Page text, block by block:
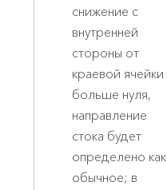
снижение с
внутренней
стороны от
краевой ячейки
больше нуля,
направление
стока будет
определено как
обычное; в